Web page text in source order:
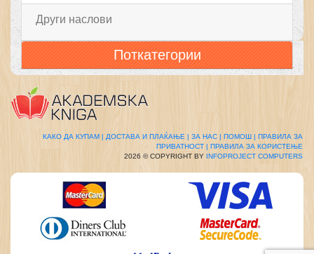
Други наслови
Поткатегории
КАКО ДА КУПАМ | ДОСТАВА И ПЛАЌАЊЕ | ЗА НАС | ПОМОШ |
ПРАВИЛА ЗА
ПРИВАТНОСТ |
ПРАВИЛА ЗА КОРИСТЕЊЕ
2026 © COPYRIGHT BY
INFOPROJECT COMPUTERS